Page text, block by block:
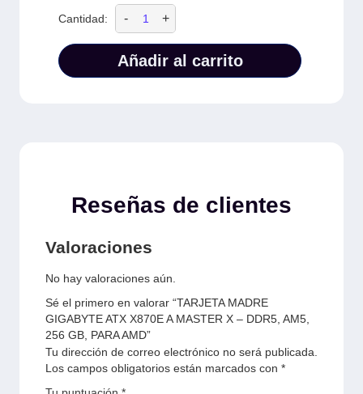
Cantidad: - +
Añadir al carrito
Reseñas de clientes
Valoraciones
No hay valoraciones aún.
Sé el primero en valorar “TARJETA MADRE
GIGABYTE ATX X870E A MASTER X – DDR5, AM5,
256 GB, PARA AMD”
Tu dirección de correo electrónico no será publicada.
Los campos obligatorios están marcados con *